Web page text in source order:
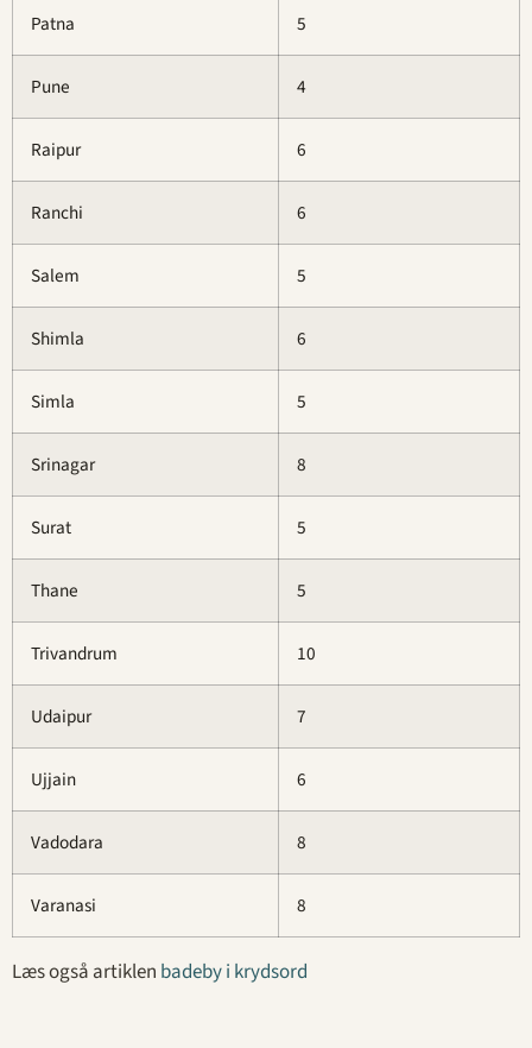
Patna 5
Pune 4
Raipur 6
Ranchi 6
Salem 5
Shimla 6
Simla 5
Srinagar 8
Surat 5
Thane 5
Trivandrum 10
Udaipur 7
Ujjain 6
Vadodara 8
Varanasi 8
Læs også artiklen badeby i krydsord